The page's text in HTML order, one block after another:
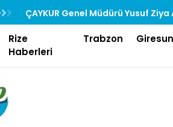
ÇAYKUR Genel Müdürü Yusuf
Toplantısına Katıldı
Rize
Haberleri
Trabzon Giresun